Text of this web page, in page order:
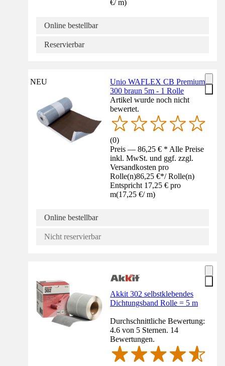
€/ m)
Online bestellbar
Reservierbar
NEU
Unio WAFLEX CB Premium
300 braun 5m - 1 Rolle
Artikel wurde noch nicht
bewertet.
(0)
Preis — 86,25 € * Alle Preise
inkl. MwSt. und ggf. zzgl.
Versandkosten pro
Rolle(n)86,25 €*/ Rolle(n)
Entspricht 17,25 € pro
m(17,25 €/ m)
Online bestellbar
Nicht reservierbar
Akkit 302 selbstklebendes
Dichtungsband Rolle = 5 m
Durchschnittliche Bewertung:
4.6 von 5 Sternen. 14
Bewertungen.